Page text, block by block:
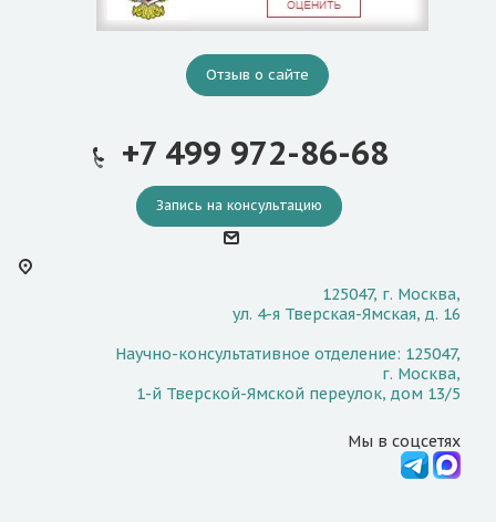
Отзыв о сайте
+7 499 972-86-68
Запись на консультацию
125047, г. Москва,
ул. 4-я Тверская-Ямская, д. 16
Научно-консультативное отделение: 125047,
г. Москва,
1-й Тверской-Ямской переулок, дом 13/5
Мы в соцсетях